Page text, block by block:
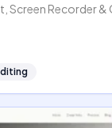
Screen Recorder &